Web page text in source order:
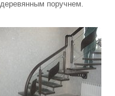
деревянным поручнем.